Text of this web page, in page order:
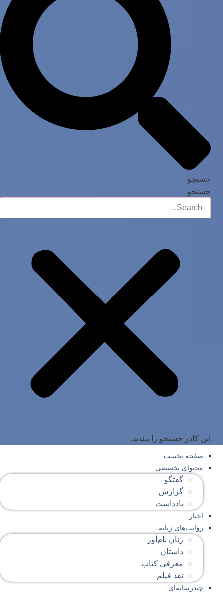
جستجو
جستجو
این کادر جستجو را ببندید.
صفحه‌ نخست
محتوای‌ تخصصی
گفتگو
گزارش
یادداشت
اخبار
روایت‌های زنانه
زنان نام‌آور
داستان
معرفی کتاب
نقد فیلم
چندرسانه‌ای